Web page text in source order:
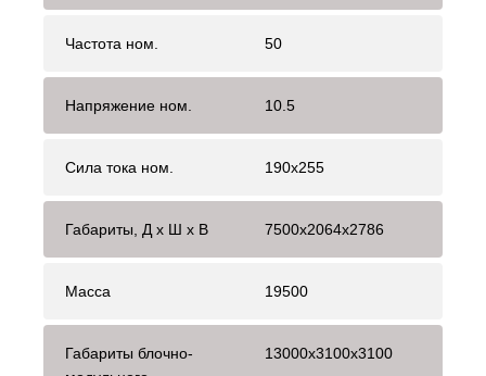
Частота ном. 50
Напряжение ном. 10.5
Сила тока ном. 190х255
Габариты, Д x Ш x В 7500х2064х2786
Масса 19500
Габариты блочно-
13000х3100х3100